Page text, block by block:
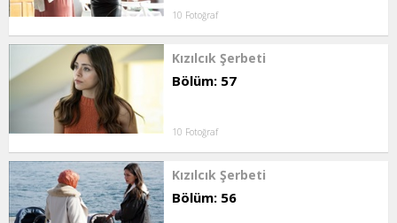
10 Fotoğraf
Kızılcık Şerbeti
Bölüm: 57
10 Fotoğraf
Kızılcık Şerbeti
Bölüm: 56